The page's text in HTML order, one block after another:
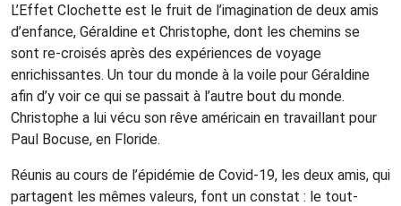
L’Effet Clochette est le fruit de l’imagination de deux amis
d’enfance, Géraldine et Christophe, dont les chemins se
sont re-croisés après des expériences de voyage
enrichissantes. Un tour du monde à la voile pour Géraldine
afin d’y voir ce qui se passait à l’autre bout du monde.
Christophe a lui vécu son rêve américain en travaillant pour
Paul Bocuse, en Floride.
Réunis au cours de l’épidémie de Covid-19, les deux amis, qui
partagent les mêmes valeurs, font un constat : le tout-